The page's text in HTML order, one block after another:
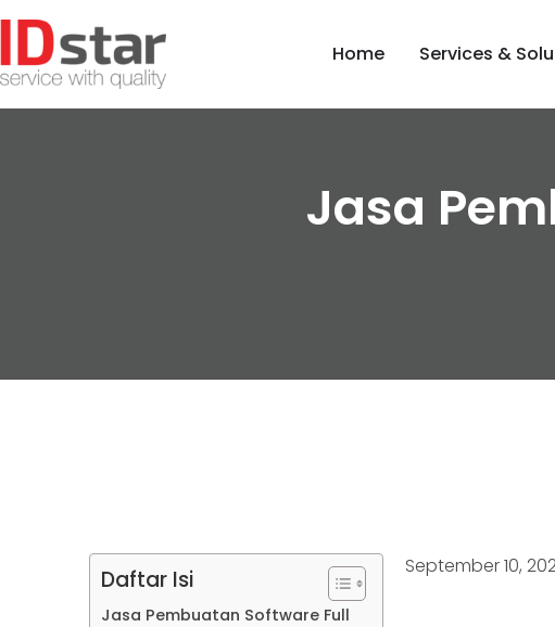
Home Services &
Jasa
Daftar Isi
Jasa Pembuatan Software Full
September 10,